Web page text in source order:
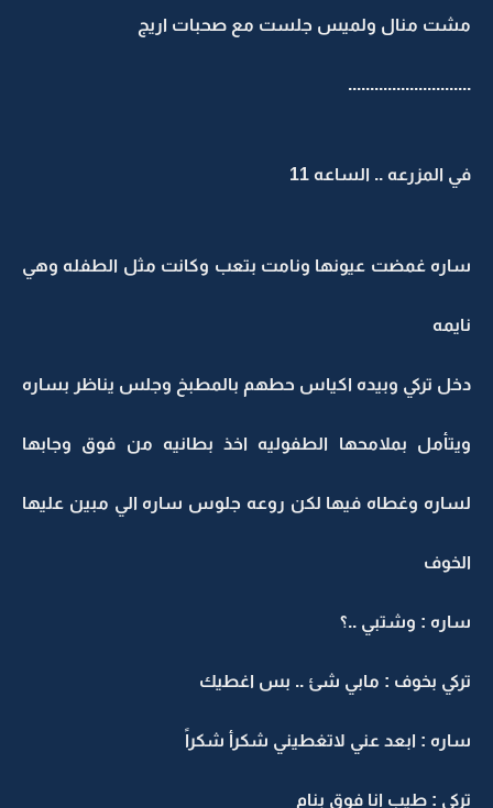
مشت منال ولميس جلست مع صحبات اريج
............................
في المزرعه .. الساعه 11
ساره غمضت عيونها ونامت بتعب وكانت مثل الطفله وهي
نايمه
دخل تركي وبيده اكياس حطهم بالمطبخ وجلس يناظر بساره
ويتأمل بملامحها الطفوليه اخذ بطانيه من فوق وجابها
لساره وغطاه فيها لكن روعه جلوس ساره الي مبين عليها
الخوف
ساره : وشتبي ..؟
تركي بخوف : مابي شئ .. بس اغطيك
ساره : ابعد عني لاتغطيني شكرأ شكراً
تركي : طيب انا فوق بنام